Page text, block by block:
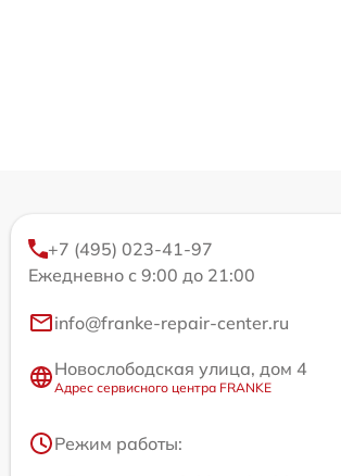
+7 (495) 023-41-97
Ежедневно с 9:00 до 21:00
info@franke-repair-center.ru
Новослободская улица, дом 4
Адрес сервисного центра FRANKE
Режим работы: